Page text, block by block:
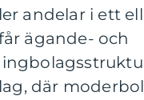
andelar i ett
ägande- och
där